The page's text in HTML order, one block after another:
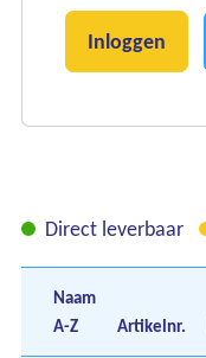
Inloggen
Direct leverbaar
Naam
A-Z
Artikelnr.